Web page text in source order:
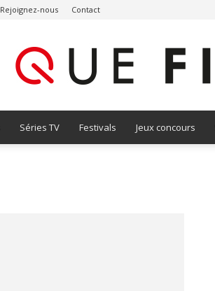
Rejoignez-nous Contact
Séries TV Festivals Jeux concours